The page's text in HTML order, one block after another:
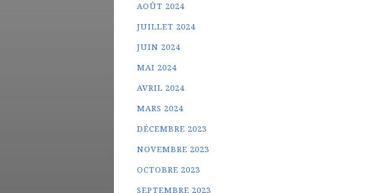
AOÛT 2024
JUILLET 2024
JUIN 2024
MAI 2024
AVRIL 2024
MARS 2024
DÉCEMBRE 2023
NOVEMBRE 2023
OCTOBRE 2023
SEPTEMBRE 2023